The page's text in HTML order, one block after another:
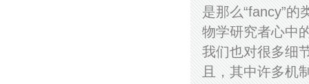
是那么“fancy”
物学研究者心中
我们也对很多细
且，其中许多机